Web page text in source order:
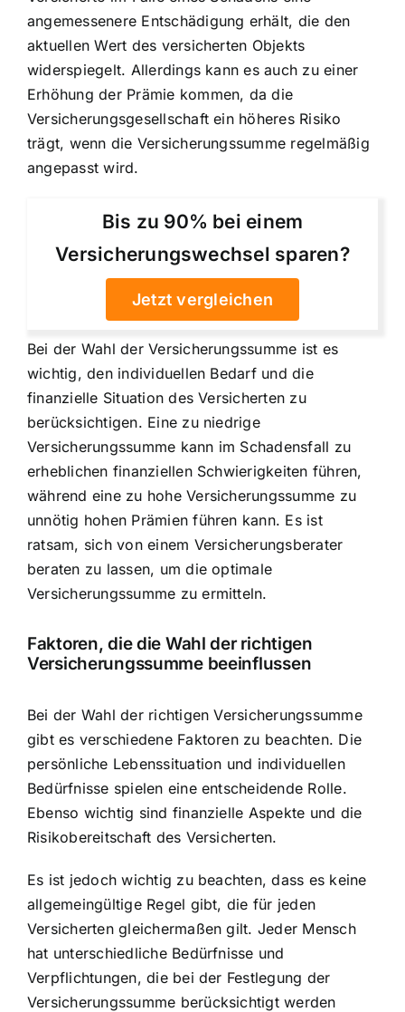
angemessenere Entschädigung erhält, die den
aktuellen Wert des versicherten Objekts
widerspiegelt. Allerdings kann es auch zu einer
Erhöhung der Prämie kommen, da die
Versicherungsgesellschaft ein höheres Risiko
trägt, wenn die Versicherungssumme regelmäßig
angepasst wird.
Bis zu 90% bei einem
Versicherungswechsel sparen?
Jetzt vergleichen
Bei der Wahl der Versicherungssumme ist es
wichtig, den individuellen Bedarf und die
finanzielle Situation des Versicherten zu
berücksichtigen. Eine zu niedrige
Versicherungssumme kann im Schadensfall zu
erheblichen finanziellen Schwierigkeiten führen,
während eine zu hohe Versicherungssumme zu
unnötig hohen Prämien führen kann. Es ist
ratsam, sich von einem Versicherungsberater
beraten zu lassen, um die optimale
Versicherungssumme zu ermitteln.
Faktoren, die die Wahl der richtigen
Versicherungssumme beeinflussen
Bei der Wahl der richtigen Versicherungssumme
gibt es verschiedene Faktoren zu beachten. Die
persönliche Lebenssituation und individuellen
Bedürfnisse spielen eine entscheidende Rolle.
Ebenso wichtig sind finanzielle Aspekte und die
Risikobereitschaft des Versicherten.
Es ist jedoch wichtig zu beachten, dass es keine
allgemeingültige Regel gibt, die für jeden
Versicherten gleichermaßen gilt. Jeder Mensch
hat unterschiedliche Bedürfnisse und
Verpflichtungen, die bei der Festlegung der
Versicherungssumme berücksichtigt werden